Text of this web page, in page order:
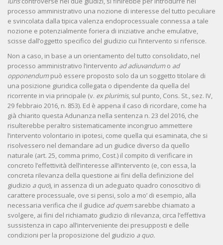
processo amministrativo una nozione di interesse del tutto peculiare
e svincolata dalla tipica valenza endoprocessuale connessa a tale
nozione e potenzialmente foriera di iniziative anche emulative,
scisse dall’oggetto specifico del giudizio cui l’intervento si riferisce.
Non a caso, in base a un orientamento del tutto consolidato, nel
processo amministrativo l’intervento ad adiuvandumo ad
opponendumpuò essere proposto solo da un soggetto titolare di
una posizione giuridica collegata o dipendente da quella del
ricorrente in via principale (v. ex plurimis, sul punto, Cons. St., sez. IV,
29 febbraio 2016, n. 853). Ed è appena il caso di ricordare, come ha
già chiarito questa Adunanza nella sentenza n. 23 del 2016, che
risulterebbe peraltro sistematicamente incongruo ammettere
l’intervento volontario in ipotesi, come quella qui esaminata, che si
risolvessero nel demandare ad un giudice diverso da quello
naturale (art. 25, comma primo, Cost.) il compito di verificare in
concreto l’effettività dell’interesse all’intervento (e, con essa, la
concreta rilevanza della questione ai fini della definizione del
giudizio a quo), in assenza di un adeguato quadro conoscitivo di
carattere processuale, ove si pensi, solo a mo’ di esempio, alla
necessaria verifica che il giudice ad quemsarebbe chiamato a
svolgere, ai fini del richiamato giudizio di rilevanza, circa l’effettiva
sussistenza in capo all’interveniente dei presupposti e delle
condizioni per la proposizione del giudizio a quo.